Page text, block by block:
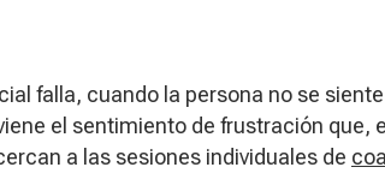
falla, cuando la persona no se
el sentimiento de frustración que,
a las sesiones individuales de